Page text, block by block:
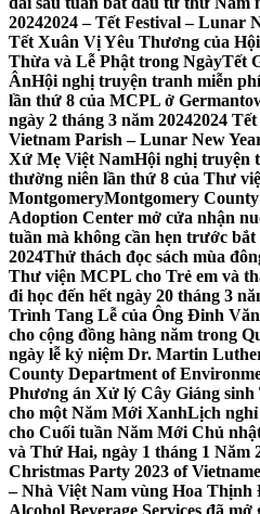
20242024 – Tết Festival – Lunar
Tết Xuân Vị Yêu Thương của
Thừa và Lễ Phật trong NgàyTết
ÂnHội nghị truyện tranh miễn
lần thứ 8 của MCPL ở
ngày 2 tháng 3 năm 20242024
Vietnam Parish – Lunar New
Xứ Mẹ Việt NamHội nghị truyện
thường niên lần thứ 8 của Thư
MontgomeryMontgomery
Adoption Center mở cửa nhận
tuần mà không cần hẹn trước
2024Thử thách đọc sách mùa
Thư viện MCPL cho Trẻ em và
đi học đến hết ngày 20 tháng 3
Trình Tang Lễ của Ông Đinh
cho cộng đồng hàng năm trong
ngày lễ kỷ niệm Dr. Martin
County Department of
Phương án Xử lý Cây Giáng
cho một Năm Mới XanhLịch nghỉ
cho Cuối tuần Năm Mới Chủ
và Thứ Hai, ngày 1 tháng 1 Năm
Christmas Party 2023 of
– Nhà Việt Nam vùng Hoa Thịnh
Alcohol Beverage Services đã